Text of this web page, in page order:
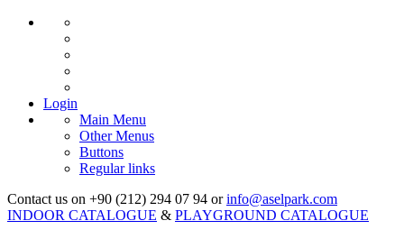
Login
Main Menu
Other Menus
Buttons
Regular links
Contact us on +90 (212) 294 07 94 orinfo@aselpark.com
INDOOR CATALOGUE & PLAYGROUND CATALOGUE